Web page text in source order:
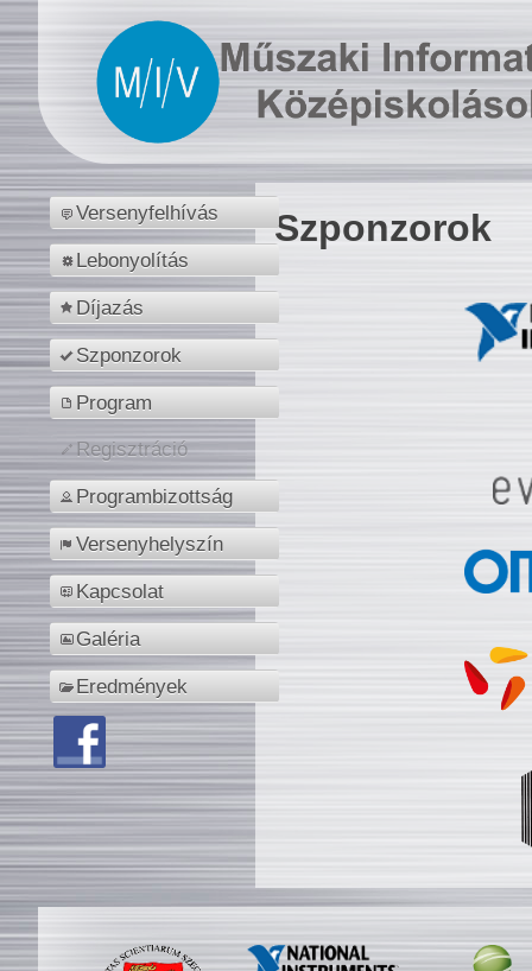
Versenyfelhívás
Lebonyolítás
Díjazás
Szponzorok
Program
Regisztráció
Programbizottság
Versenyhelyszín
Kapcsolat
Galéria
Eredmények
Szponzorok